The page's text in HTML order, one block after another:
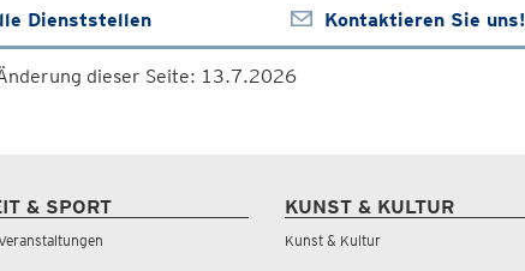
Dienststellen Kontaktieren Sie uns!
dieser Seite: 13.7.2026
& SPORT KUNST & KULTUR
Kunst & Kultur